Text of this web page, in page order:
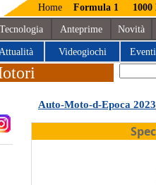
Home Formula 1
Tecnologia Anteprime Novità
Videogiochi Eventi
Auto-Moto-d-Epoca 2023